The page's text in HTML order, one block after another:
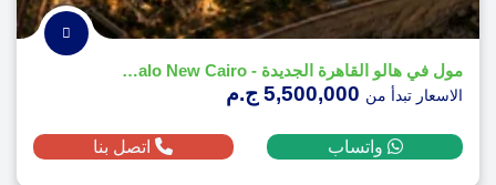
مول في هالو القاهرة الجديدة - Vie Halo New Cairo
الاسعار تبدأ من
واتساب اتصل بنا